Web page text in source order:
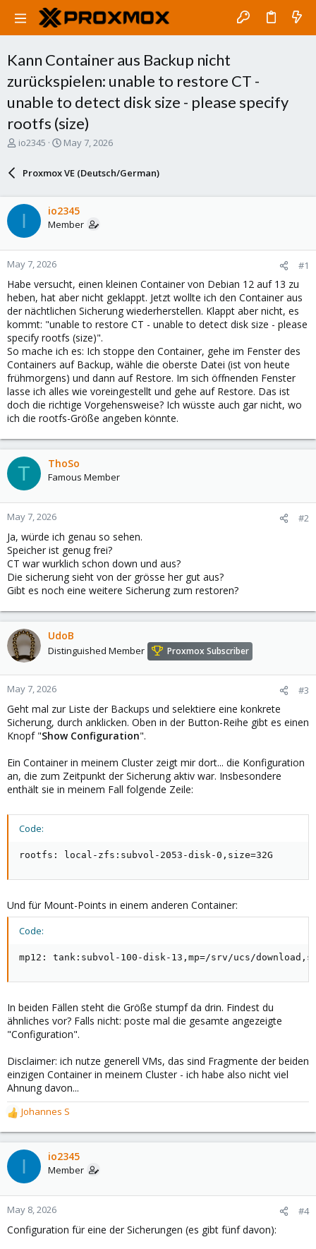
Kann Container aus Backup nicht
zurückspielen: unable to restore CT -
unable to detect disk size - please specify
rootfs (size)
T
d
t
e
r
io2345
S
a
r
d
a
t
May 7, 2026
Proxmox VE (Deutsch/German)
I io2345
Member
May 7, 2026 #1
Habe versucht, einen kleinen Container von Debian 12 auf 13 zu
heben, hat aber nicht geklappt. Jetzt wollte ich den Container aus
der nächtlichen Sicherung wiederherstellen. Klappt aber nicht, es
kommt: "unable to restore CT - unable to detect disk size - please
specify rootfs (size)".
So mache ich es: Ich stoppe den Container, gehe im Fenster des
Containers auf Backup, wähle die oberste Datei (ist von heute
frühmorgens) und dann auf Restore. Im sich öffnenden Fenster
lasse ich alles wie voreingestellt und gehe auf Restore. Das ist
doch die richtige Vorgehensweise? Ich wüsste auch gar nicht, wo
ich die rootfs-Größe angeben könnte.
T ThoSo
Famous Member
May 7, 2026 #2
Ja, würde ich genau so sehen.
Speicher ist genug frei?
CT war wurklich schon down und aus?
Die sicherung sieht von der grösse her gut aus?
Gibt es noch eine weitere Sicherung zum restoren?
UdoB
Distinguished Member Proxmox Subscriber
May 7, 2026 #3
Geht mal zur Liste der Backups und selektiere eine konkrete
Sicherung, durch anklicken. Oben in der Button-Reihe gibt es einen
Knopf "Show Configuration".
Ein Container in meinem Cluster zeigt mir dort... die Konfiguration
an, die zum Zeitpunkt der Sicherung aktiv war. Insbesondere
enthält sie in meinem Fall folgende Zeile:
Code:
rootfs: local-zfs:subvol-2053-disk-0,size=32G
Und für Mount-Points in einem anderen Container:
Code:
mp12: tank:subvol-100-disk-13,mp=/srv/ucs/
In beiden Fällen steht die Größe stumpf da drin. Findest du
ähnliches vor? Falls nicht: poste mal die gesamte angezeigte
"Configuration".
Disclaimer: ich nutze generell VMs, das sind Fragmente der beiden
einzigen Container in meinem Cluster - ich habe also nicht viel
Ahnung davon...
R
e
a
c
t
o
n
:
Johannes S
I io2345
Member
May 8, 2026 #4
Configuration für eine der Sicherungen (es gibt fünf davon):